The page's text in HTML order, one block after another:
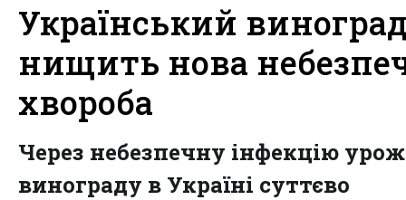
Український
нищить нова
хвороба
Через небезпечну інфекцію
винограду в Україні суттєво